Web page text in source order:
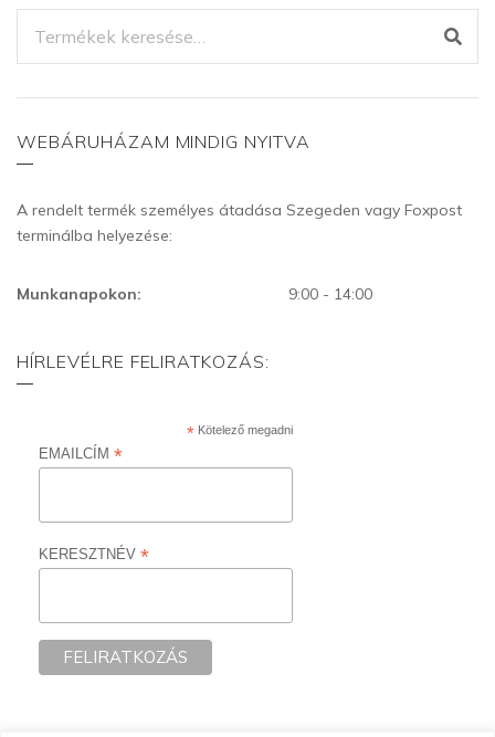
WEBÁRUHÁZAM MINDIG NYITVA
A rendelt termék személyes átadása Szegeden vagy Foxpost
terminálba helyezése:
Munkanapokon: 9:00 - 14:00
HÍRLEVÉLRE FELIRATKOZÁS:
* Kötelező megadni
EMAILCÍM *
KERESZTNÉV *